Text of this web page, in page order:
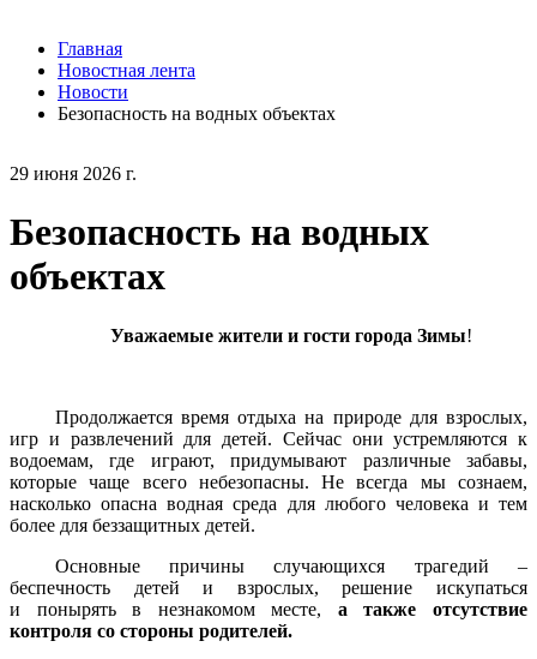
29 июня 2026 г.
Безопасность на водных
объектах
Уважаемые жители и гости города Зимы!
Продолжается время отдыха на природе для взрослых,
игр и развлечений для детей. Сейчас они устремляются к
водоемам, где играют, придумывают различные забавы,
которые чаще всего небезопасны. Не всегда мы сознаем,
насколько опасна водная среда для любого человека и тем
более для беззащитных детей.
Основные причины случающихся трагедий –
беспечность детей и взрослых, решение искупаться
и понырять в незнакомом месте, а также отсутствие
контроля со стороны родителей.
Главная
Новостная лента
Новости
Безопасность на водных объектах